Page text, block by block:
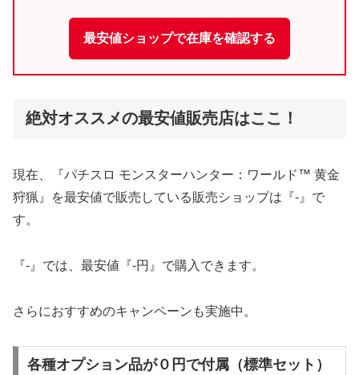
最安値ショップで在庫を確認する
絶対オススメの最安値販売店はここ！
現在、『パチスロ モンスターハンター：ワールド™ 黄金
狩猟』を最安値で販売している販売ショップは『-』で
す。
『-』では、最安値『-円』で購入できます。
さらにおすすめのキャンペーンも実施中。
各種オプション品が０円で付属（標準セット）